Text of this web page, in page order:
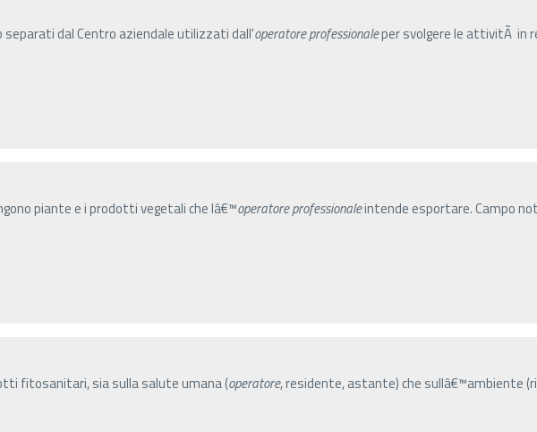
dal Centro aziendale utilizzati dall'operatoreprofessionaleper svolgere le attivitÃ in
piante e i prodotti vegetali che lâ€™operatoreprofessionaleintende esportare. Campo
fitosanitari, sia sulla salute umana (operatore, residente, astante) che sullâ€™ambiente